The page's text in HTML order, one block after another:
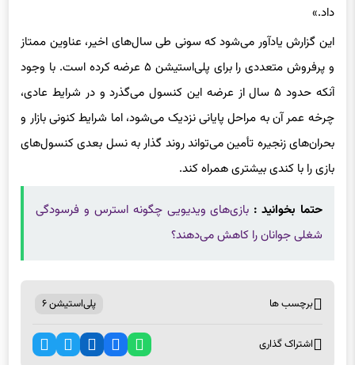
این گزارش یادآور می‌شود که سونی طی سال‌های اخیر، عناوین ممتاز
و پرفروش متعددی را برای پلی‌استیشن ۵ عرضه کرده است. با وجود
آنکه حدود ۵ سال از عرضه این کنسول می‌گذرد و در شرایط عادی،
چرخه عمر آن به مراحل پایانی نزدیک می‌شود، اما شرایط کنونی بازار و
بحران‌های زنجیره تأمین می‌تواند روند گذار به نسل بعدی کنسول‌های
بازی را با کندی بیشتری همراه کند.
شغلی جوانان را کاهش می‌دهند؟